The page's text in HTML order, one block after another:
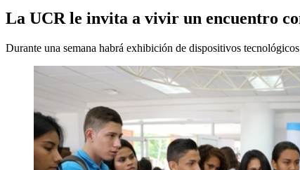
La UCR le invita a vivir un encuentro
Durante una semana habrá exhibición de dispositivos